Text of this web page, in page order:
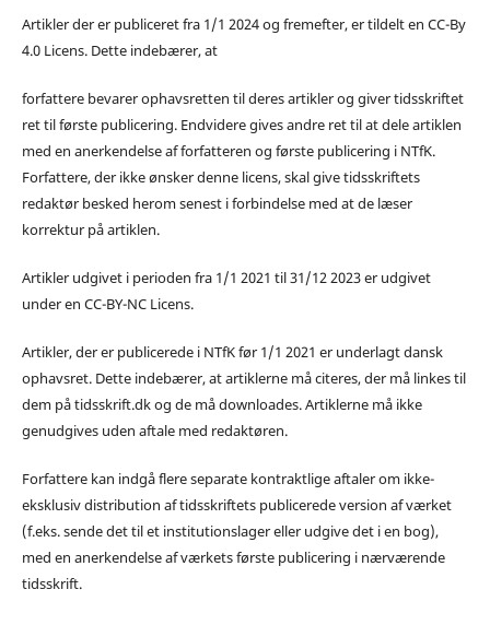
Artikler der er publiceret fra 1/1 2024 og fremefter, er tildelt en CC-By
4.0 Licens. Dette indebærer, at
forfattere bevarer ophavsretten til deres artikler og giver tidsskriftet
ret til første publicering. Endvidere gives andre ret til at dele artiklen
med en anerkendelse af forfatteren og første publicering i NTfK.
Forfattere, der ikke ønsker denne licens, skal give tidsskriftets
redaktør besked herom senest i forbindelse med at de læser
korrektur på artiklen.
Artikler udgivet i perioden fra 1/1 2021 til 31/12 2023 er udgivet
under en CC-BY-NC Licens.
Artikler, der er publicerede i NTfK før 1/1 2021 er underlagt dansk
ophavsret. Dette indebærer, at artiklerne må citeres, der må linkes til
dem på tidsskrift.dk og de må downloades. Artiklerne må ikke
genudgives uden aftale med redaktøren.
Forfattere kan indgå flere separate kontraktlige aftaler om ikke-
eksklusiv distribution af tidsskriftets publicerede version af værket
(f.eks. sende det til et institutionslager eller udgive det i en bog),
med en anerkendelse af værkets første publicering i nærværende
tidsskrift.